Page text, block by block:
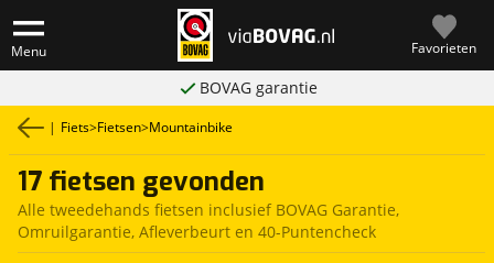
Menu Favorieten
BOVAG garantie
| Fiets>Fietsen>Mountainbike
17 fietsen gevonden
Alle tweedehands fietsen inclusief BOVAG Garantie,
Omruilgarantie, Afleverbeurt en 40-Puntencheck